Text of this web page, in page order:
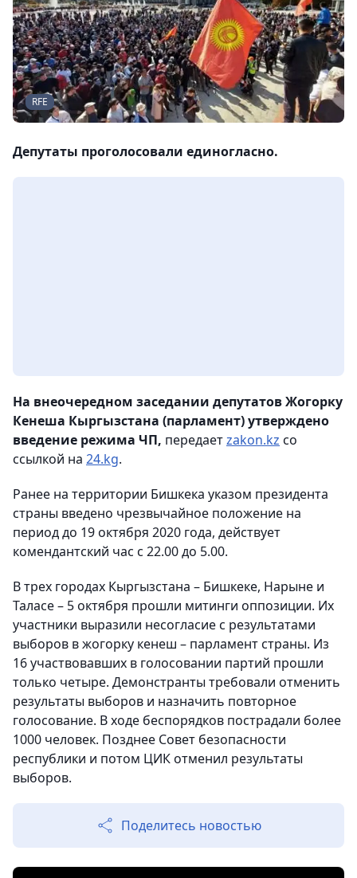
RFE
Депутаты проголосовали единогласно.
На внеочередном заседании депутатов Жогорку
Кенеша Кыргызстана (парламент) утверждено
введение режима ЧП, передаетzakon.kz со
ссылкой на 24.kg.
Ранее на территории Бишкека указом президента
страны введено чрезвычайное положение на
период до 19 октября 2020 года, действует
комендантский час с 22.00 до 5.00.
В трех городах Кыргызстана – Бишкеке, Нарыне и
Таласе – 5 октября прошли митинги оппозиции. Их
участники выразили несогласие с результатами
выборов в жогорку кенеш – парламент страны. Из
16 участвовавших в голосовании партий прошли
только четыре. Демонстранты требовали отменить
результаты выборов и назначить повторное
голосование. В ходе беспорядков пострадали более
1000 человек. Позднее Совет безопасности
республики и потом ЦИК отменил результаты
выборов.
Поделитесь новостью